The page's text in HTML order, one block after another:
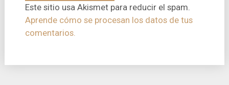
Este sitio usa Akismet para reducir el spam.
Aprende cómo se procesan los datos de tus
comentarios.